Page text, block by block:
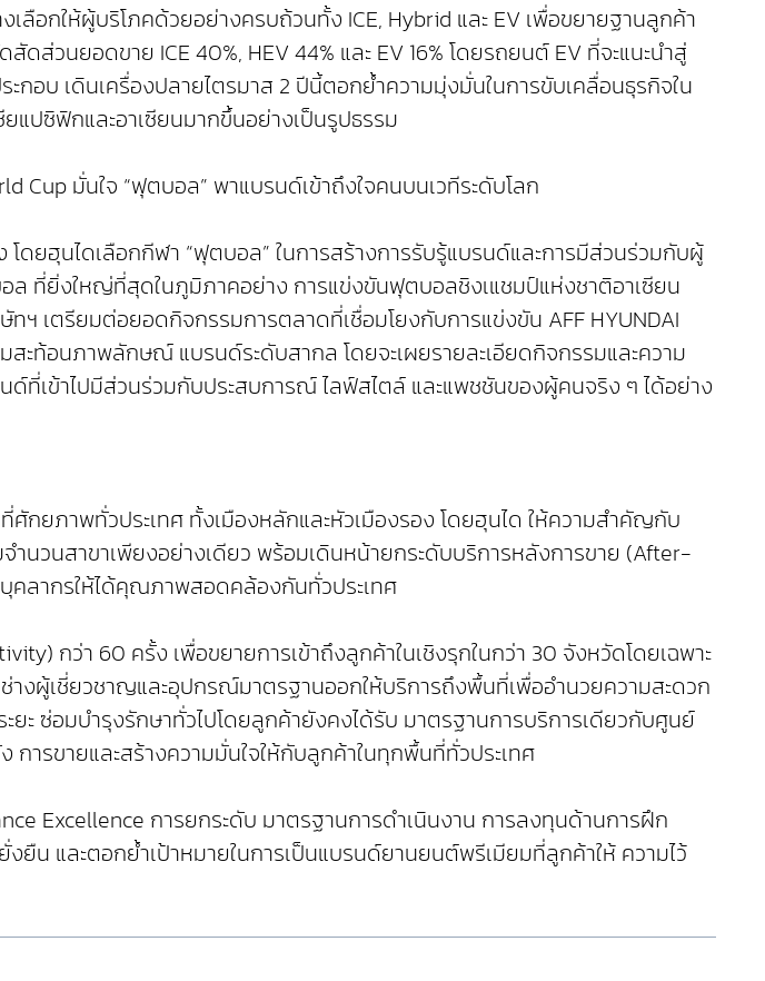
อกให้ผู้บริโภคด้วยอย่างครบถ้วนทั้ง ICE, Hybrid และ EV เพื่อขยายฐานลูกค้า
วนยอดขาย ICE 40%, HEV 44% และ EV 16% โดยรถยนต์ EV ที่จะแนะนำสู่
ะกอบ เดินเครื่องปลายไตรมาส 2 ปีนี้ตอกย้ำความมุ่งมั่นในการขับเคลื่อนธุรกิจใน
ปซิฟิกและอาเซียนมากขึ้นอย่างเป็นรูปธรรม
Cup มั่นใจ “ฟุตบอล” พาแบรนด์เข้าถึงใจคนบนเวทีระดับโลก
ดยฮุนไดเลือกกีฬา “ฟุตบอล” ในการสร้างการรับรู้แบรนด์และการมีส่วนร่วมกับผู้
ล ที่ยิ่งใหญ่ที่สุดในภูมิภาคอย่าง การแข่งขันฟุตบอลชิงเแชมป์แห่งชาติอาเซียน
ทฯ เตรียมต่อยอดกิจกรรมการตลาดที่เชื่อมโยงกับการแข่งขัน AFF HYUNDAI
ะท้อนภาพลักษณ์ แบรนด์ระดับสากล โดยจะเผยรายละเอียดกิจกรรมและความ
ที่เข้าไปมีส่วนร่วมกับประสบการณ์ ไลฟ์สไตล์ และแพชชันของผู้คนจริง ๆ ได้อย่าง
กยภาพทั่วประเทศ ทั้งเมืองหลักและหัวเมืองรอง โดยฮุนได ให้ความสำคัญกับ
นวนสาขาเพียงอย่างเดียว พร้อมเดินหน้ายกระดับบริการหลังการขาย (After-
คลากรให้ได้คุณภาพสอดคล้องกันทั่วประเทศ
กว่า 60 ครั้ง เพื่อขยายการเข้าถึงลูกค้าในเชิงรุกในกว่า 30 จังหวัดโดยเฉพาะ
งผู้เชี่ยวชาญและอุปกรณ์มาตรฐานออกให้บริการถึงพื้นที่เพื่ออำนวยความสะดวก
ะ ซ่อมบำรุงรักษาทั่วไปโดยลูกค้ายังคงได้รับ มาตรฐานการบริการเดียวกับศูนย์
ารขายและสร้างความมั่นใจให้กับลูกค้าในทุกพื้นที่ทั่วประเทศ
Excellence การยกระดับ มาตรฐานการดำเนินงาน การลงทุนด้านการฝึก
น และตอกย้ำเป้าหมายในการเป็นแบรนด์ยานยนต์พรีเมียมที่ลูกค้าให้ ความไว้